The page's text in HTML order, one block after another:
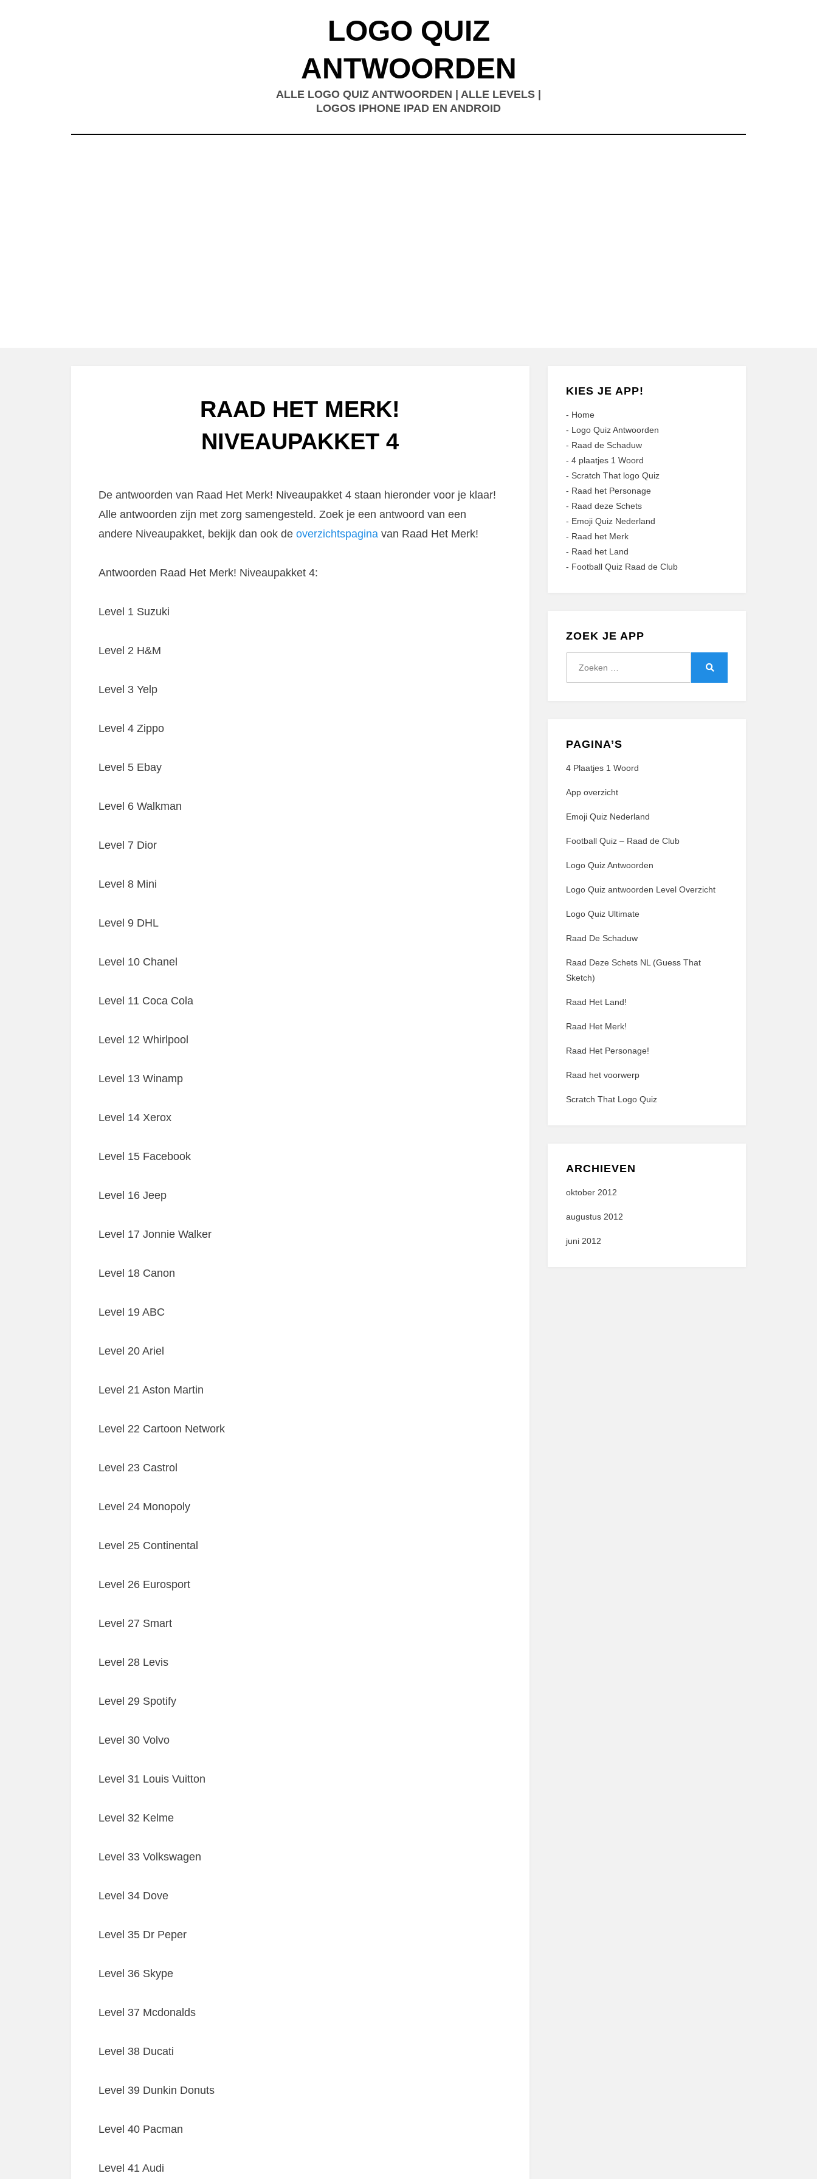
LOGO QUIZ
ANTWOORDEN
ALLE LOGO QUIZ ANTWOORDEN | ALLE LEVELS |
LOGOS IPHONE IPAD EN ANDROID
RAAD HET MERK!
NIVEAUPAKKET 4
De antwoorden van Raad Het Merk! Niveaupakket 4 staan hieronder voor je klaar!
Alle antwoorden zijn met zorg samengesteld. Zoek je een antwoord van een
andere Niveaupakket, bekijk dan ook de overzichtspagina van Raad Het Merk!
Antwoorden Raad Het Merk! Niveaupakket 4:
Level 1 Suzuki
Level 2 H&M
Level 3 Yelp
Level 4 Zippo
Level 5 Ebay
Level 6 Walkman
Level 7 Dior
Level 8 Mini
Level 9 DHL
Level 10 Chanel
Level 11 Coca Cola
Level 12 Whirlpool
Level 13 Winamp
Level 14 Xerox
Level 15 Facebook
Level 16 Jeep
Level 17 Jonnie Walker
Level 18 Canon
Level 19 ABC
Level 20 Ariel
Level 21 Aston Martin
Level 22 Cartoon Network
Level 23 Castrol
Level 24 Monopoly
Level 25 Continental
Level 26 Eurosport
Level 27 Smart
Level 28 Levis
Level 29 Spotify
Level 30 Volvo
Level 31 Louis Vuitton
Level 32 Kelme
Level 33 Volkswagen
Level 34 Dove
Level 35 Dr Peper
Level 36 Skype
Level 37 Mcdonalds
Level 38 Ducati
Level 39 Dunkin Donuts
Level 40 Pacman
Level 41 Audi
KIES JE APP!
- Home
- Logo Quiz Antwoorden
- Raad de Schaduw
- 4 plaatjes 1 Woord
- Scratch That logo Quiz
- Raad het Personage
- Raad deze Schets
- Emoji Quiz Nederland
- Raad het Merk
- Raad het Land
- Football Quiz Raad de Club
ZOEK JE APP
PAGINA’S
4 Plaatjes 1 Woord
App overzicht
Emoji Quiz Nederland
Football Quiz – Raad de Club
Logo Quiz Antwoorden
Logo Quiz antwoorden Level Overzicht
Logo Quiz Ultimate
Raad De Schaduw
Raad Deze Schets NL (Guess That
Sketch)
Raad Het Land!
Raad Het Merk!
Raad Het Personage!
Raad het voorwerp
Scratch That Logo Quiz
ARCHIEVEN
oktober 2012
augustus 2012
juni 2012